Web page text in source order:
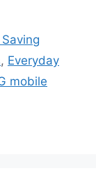
, Everyday
mobile